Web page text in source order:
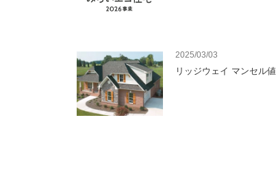
2025/03/03
リッジウェイ マンセル値